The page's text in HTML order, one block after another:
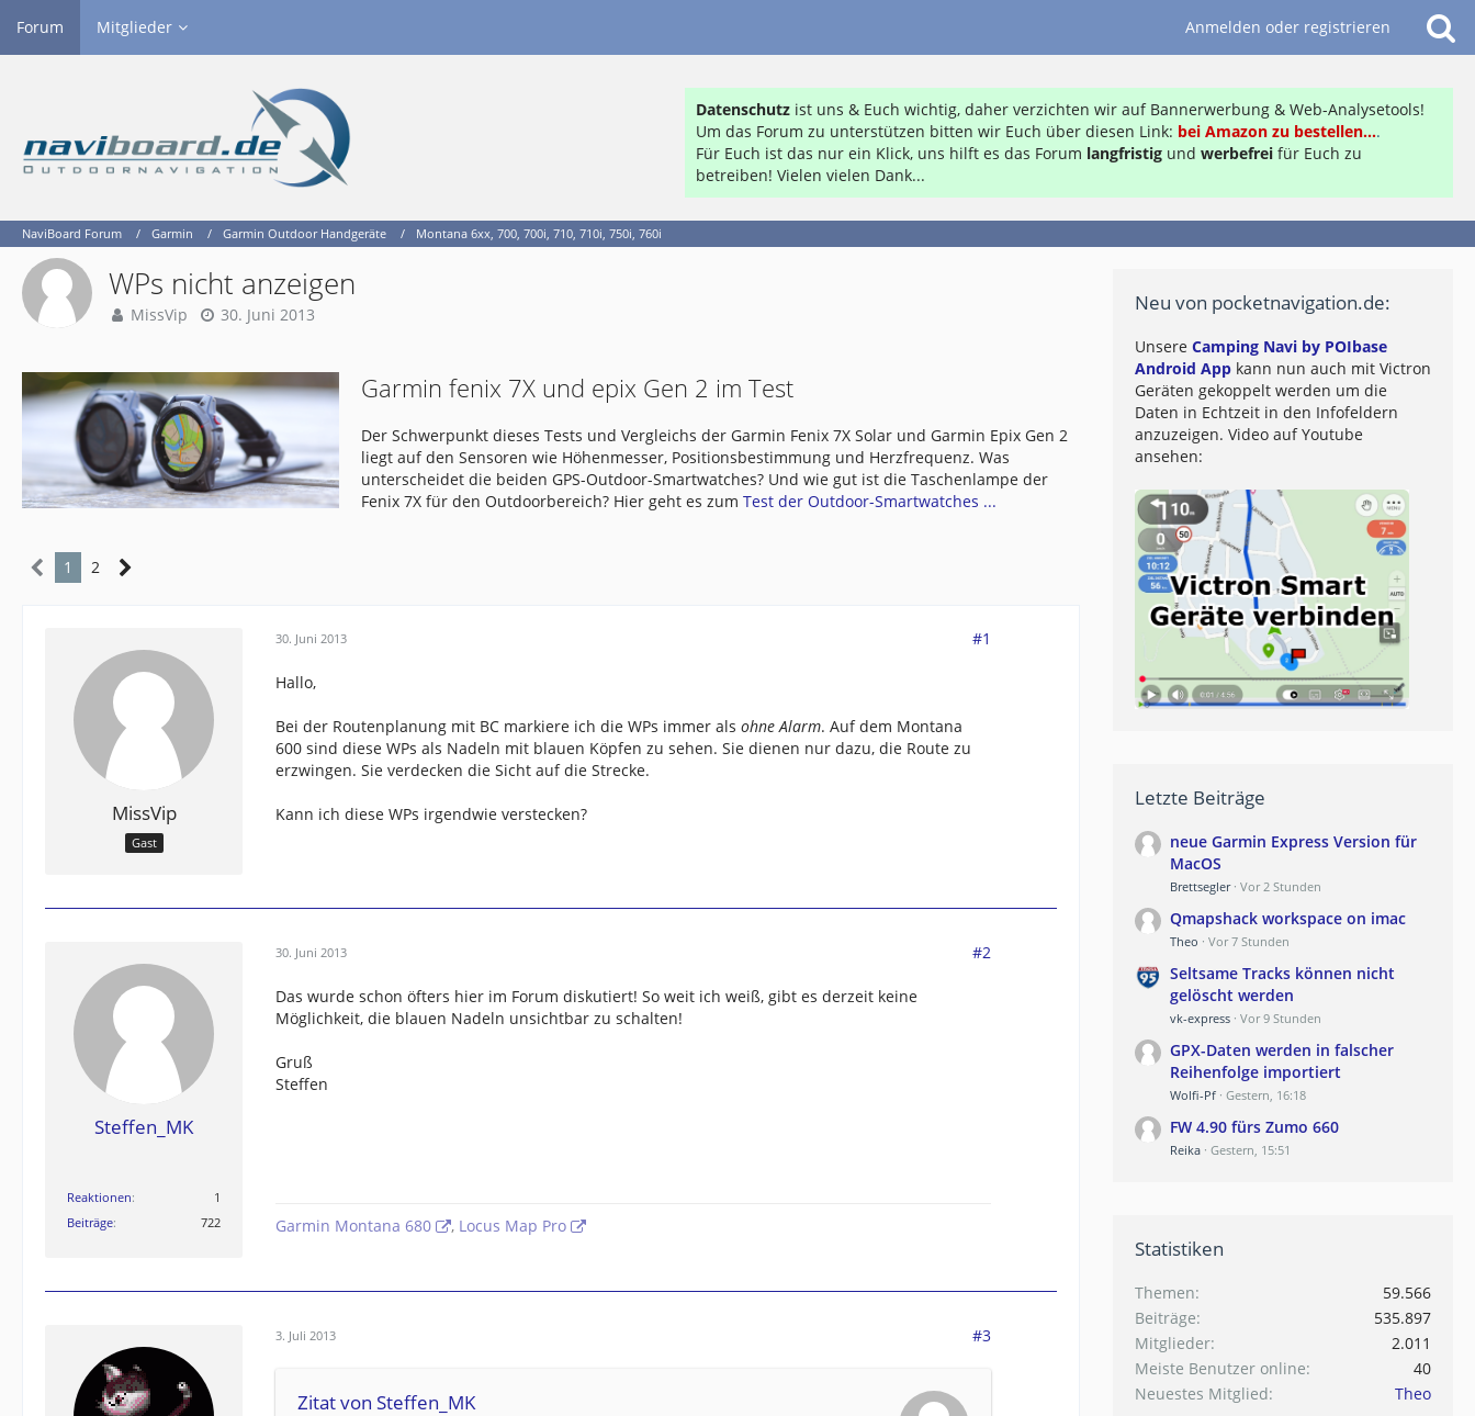
Forum Mitglieder Anmelden oder registrieren
Datenschutz ist uns & Euch wichtig, daher verzichten wir auf Bannerwerbung & Web-Analysetools!
Um das Forum zu unterstützen bitten wir Euch über diesen Link: bei Amazon zu bestellen....
Für Euch ist das nur ein Klick, uns hilft es das Forum langfristig und werbefrei für Euch zu
betreiben! Vielen vielen Dank...
NaviBoard Forum Garmin Garmin Outdoor Handgeräte Montana 6xx, 700, 700i, 710, 710i, 750i, 760i
WPs nicht anzeigen
MissVip 30. Juni 2013
Garmin fenix 7X und epix Gen 2 im Test
Der Schwerpunkt dieses Tests und Vergleichs der Garmin Fenix 7X Solar und Garmin Epix Gen 2
liegt auf den Sensoren wie Höhenmesser, Positionsbestimmung und Herzfrequenz. Was
unterscheidet die beiden GPS-Outdoor-Smartwatches? Und wie gut ist die Taschenlampe der
Fenix 7X für den Outdoorbereich? Hier geht es zumTest der Outdoor-Smartwatches ...
1 2
MissVip
Gast
30. Juni 2013 #1
Hallo,
Bei der Routenplanung mit BC markiere ich die WPs immer als ohne Alarm. Auf dem Montana
600 sind diese WPs als Nadeln mit blauen Köpfen zu sehen. Sie dienen nur dazu, die Route zu
erzwingen. Sie verdecken die Sicht auf die Strecke.
Kann ich diese WPs irgendwie verstecken?
Steffen_MK
Reaktionen
1
Beiträge
722
30. Juni 2013 #2
Das wurde schon öfters hier im Forum diskutiert! So weit ich weiß, gibt es derzeit keine
Möglichkeit, die blauen Nadeln unsichtbar zu schalten!
Gruß
Steffen
Garmin Montana 680 , Locus Map Pro
3. Juli 2013 #3
Zitat von Steffen_MK
Neu von pocketnavigation.de:
Unsere Camping Navi by POIbase
Android App kann nun auch mit Victron
Geräten gekoppelt werden um die
Daten in Echtzeit in den Infofeldern
anzuzeigen. Video auf Youtube
ansehen:
Letzte Beiträge
neue Garmin Express Version für
MacOS
Brettsegler Vor 2 Stunden
Qmapshack workspace on imac
Theo Vor 7 Stunden
Seltsame Tracks können nicht
gelöscht werden
vk-express Vor 9 Stunden
GPX-Daten werden in falscher
Reihenfolge importiert
Wolfi-Pf Gestern, 16:18
FW 4.90 fürs Zumo 660
Reika Gestern, 15:51
Statistiken
Themen
59.566
Beiträge
535.897
Mitglieder
2.011
Meiste Benutzer online
40
Neuestes Mitglied
Theo